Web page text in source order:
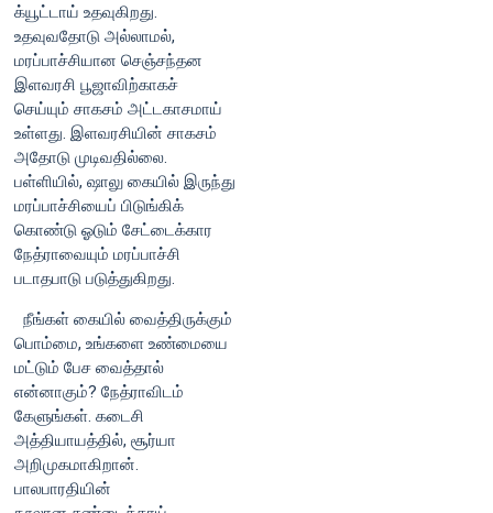
க்யூட்டாய் உதவுகிறது.
உதவுவதோடு அல்லாமல்,
மரப்பாச்சியான செஞ்சந்தன
இளவரசி பூஜாவிற்காகச்
செய்யும் சாகசம் அட்டகாசமாய்
உள்ளது. இளவரசியின் சாகசம்
அதோடு முடிவதில்லை.
பள்ளியில், ஷாலு கையில் இருந்து
மரப்பாச்சியைப் பிடுங்கிக்
கொண்டு ஓடும் சேட்டைக்கார
நேத்ராவையும் மரப்பாச்சி
படாதபாடு படுத்துகிறது.
நீங்கள் கையில் வைத்திருக்கும்
பொம்மை, உங்களை உண்மையை
மட்டும் பேச வைத்தால்
என்னாகும்? நேத்ராவிடம்
கேளுங்கள். கடைசி
அத்தியாயத்தில், சூர்யா
அறிமுகமாகிறான்.
பாலபாரதியின்